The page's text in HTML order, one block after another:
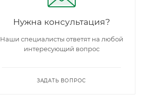
Нужна консультация?
Наши специалисты ответят на любой
интересующий вопрос
ЗАДАТЬ ВОПРОС